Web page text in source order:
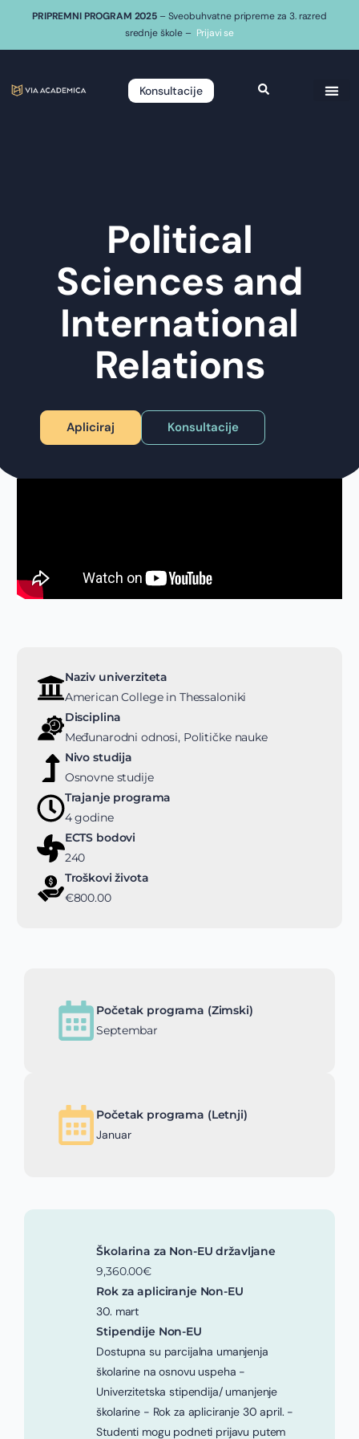
PRIPREMNI PROGRAM 2025 – Sveobuhvatne pripreme za 3. razred
srednje škole – Prijavi se
Konsultacije
Political
Sciences and
International
Relations
Apliciraj Konsultacije
Naziv univerziteta
American College in Thessaloniki
Disciplina
Međunarodni odnosi, Političke nauke
Nivo studija
Osnovne studije
Trajanje programa
4 godine
ECTS bodovi
240
Troškovi života
€800.00
Početak programa (Zimski)
Septembar
Početak programa (Letnji)
Januar
Školarina za Non-EU državljane
9,360.00€
Rok za apliciranje Non-EU
30. mart
Stipendije Non-EU
Dostupna su parcijalna umanjenja
školarine na osnovu uspeha -
Univerzitetska stipendija/ umanjenje
školarine - Rok za apliciranje 30 april. -
Studenti mogu podneti prijavu putem